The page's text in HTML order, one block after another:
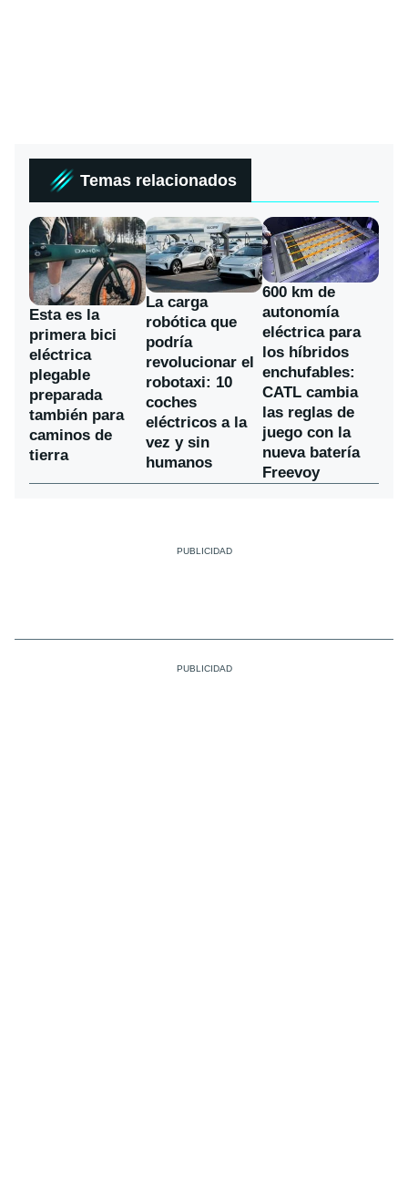
Temas relacionados
Esta es la
primera bici
eléctrica
plegable
preparada
también para
caminos de
tierra
La carga
robótica que
podría
revolucionar el
robotaxi: 10
coches
eléctricos a la
vez y sin
humanos
600 km de
autonomía
eléctrica para
los híbridos
enchufables:
CATL cambia
las reglas de
juego con la
nueva batería
Freevoy